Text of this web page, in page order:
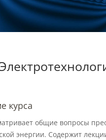
техническое
и оснащенность
процесса
курса
общие вопросы
энергии. Содержит